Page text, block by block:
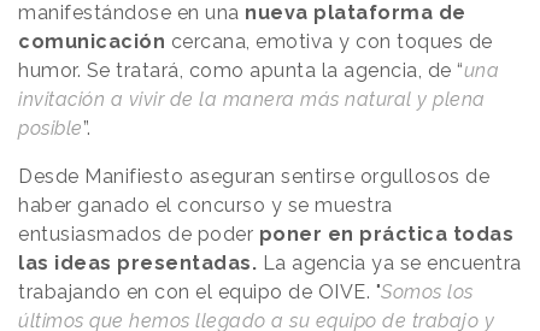
manifestándose en una nueva plataforma de
comunicación cercana, emotiva y con toques de
humor. Se tratará, como apunta la agencia, de “una
invitación a vivir de la manera más natural y plena
posible”.
Desde Manifiesto aseguran sentirse orgullosos de
haber ganado el concurso y se muestra
entusiasmados de poder poner en práctica todas
las ideas presentadas. La agencia ya se encuentra
trabajando en con el equipo de OIVE. "Somos los
últimos que hemos llegado a su equipo de trabajo y